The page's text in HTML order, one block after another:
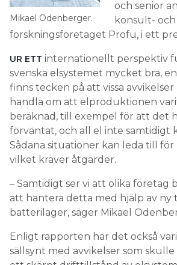
UR ETTinternationellt perspektiv
svenska elsystemet mycket bra,
finns tecken på att vissa avvikelser
beräknad, till exempel för att det
förväntat, och all el inte samtidigt
Sådana situationer kan leda till för
vilket kräver åtgärder.
– Samtidigt ser vi att olika företag
att hantera detta med hjälp av ny
batterilager, säger Mikael
Enligt rapporten har det också
sällsynt med avvikelser som skulle
ett skärpt drifttillstånd av
LÄS OCKSÅ:
HÄR FINNS MASSOR AV TILLGÄNGLIG